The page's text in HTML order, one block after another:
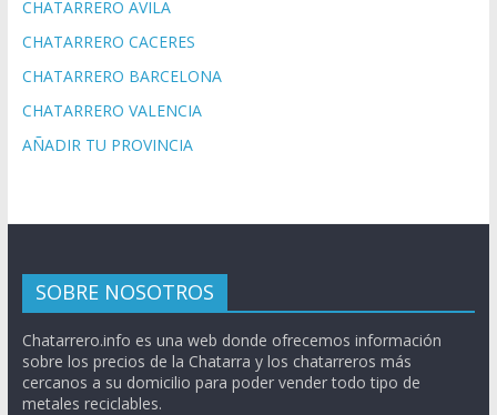
CHATARRERO AVILA
CHATARRERO CACERES
CHATARRERO BARCELONA
CHATARRERO VALENCIA
AÑADIR TU PROVINCIA
SOBRE NOSOTROS
Chatarrero.info es una web donde ofrecemos información
sobre los precios de la Chatarra y los chatarreros más
cercanos a su domicilio para poder vender todo tipo de
metales reciclables.